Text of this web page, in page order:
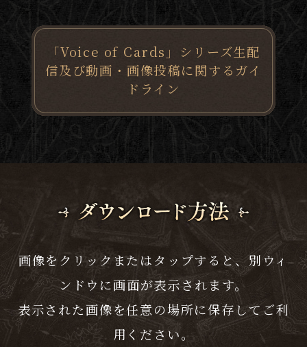
「Voice of Cards」シリーズ生配
信及び動画・画像投稿に関するガイ
ドライン
画像をクリックまたはタップすると、別ウィ
ンドウに画面が表示されます。
表示された画像を任意の場所に保存してご利
用ください。